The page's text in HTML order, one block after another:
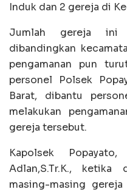
Induk dan 2 gereja di
Jumlah gereja ini
dibandingkan
pengamanan pun
personel Polsek
Barat, dibantu
melakukan
gereja tersebut.
Kapolsek
Adlan,S.Tr.K., ketika
masing-masing